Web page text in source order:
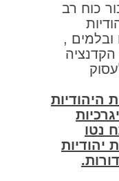
כוח רב
ובלמים ,
הקדנציה
היהודיות
נטו
יהודיות